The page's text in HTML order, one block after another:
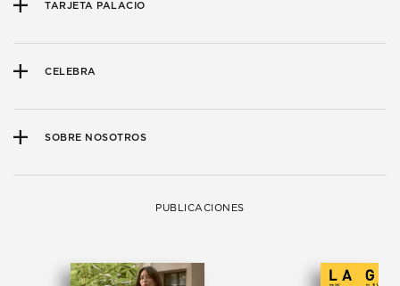
TARJETA PALACIO
CELEBRA
SOBRE NOSOTROS
PUBLICACIONES